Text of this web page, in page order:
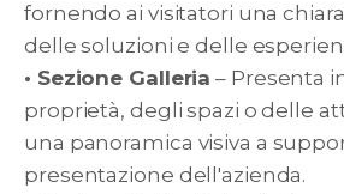
fornendo ai visitatori una
delle soluzioni e delle
• Sezione Galleria – Presenta
proprietà, degli spazi o delle
una panoramica visiva a
presentazione dell'azienda.